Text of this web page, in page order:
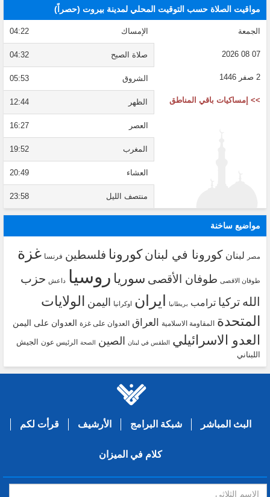
مواقيت الصلاة حسب التوقيت المحلي لمدينة بيروت (حصراً)
الجمعة
07 08 2026
2 صفر 1446
>> إمساكيات باقي المناطق
الإمساك 04:22
صلاة الصبح 04:32
الشروق 05:53
الظهر 12:44
العصر 16:27
المغرب 19:52
العشاء 20:49
منتصف الليل 23:58
مواضيع ساخنة
مصر لبنان كورونا في لبنانكورونا فلسطين فرنسا غزة
طوفان الاقصى طوفان الأقصى سوريا روسيا داعش حزب
الله تركيا ترامب بريطانيا ايران اوكرانيا اليمن الولايات
المتحدة المقاومة الاسلامية العراق العدوان على غزة العدوان على اليمن
العدو الاسرائيلي الطقس في لبنان الصين الصحة الرئيس عون الجيش
اللبناني
البث المباشر شبكة البرامج الأرشيف قرأت لكم
كلام في الميزان